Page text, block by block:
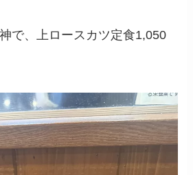
で、上ロースカツ定食1,050